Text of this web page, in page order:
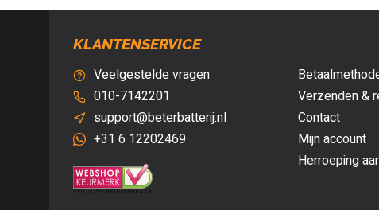
KLANTENSERVICE
Veelgestelde vragen
010-7142201
support@beterbatterij.nl
+31 6 12202469
Verzenden &
Contact
Mijn account
Herroeping